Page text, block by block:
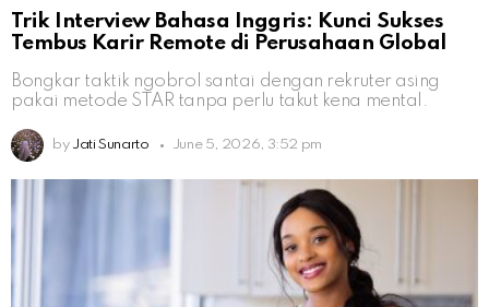
Trik Interview Bahasa Inggris: Kunci Sukses
Tembus Karir Remote di Perusahaan Global
Bongkar taktik ngobrol santai dengan rekruter asing
pakai metode STAR tanpa perlu takut kena mental.
by Jati Sunarto June 5, 2026, 3:52 pm